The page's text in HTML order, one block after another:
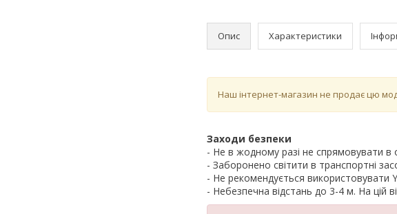
Опис Характеристики
Наш інтернет-магазин не продає цю
Заходи безпеки
- Не в жодному разі не спрямовувати в
- Заборонено світити в транспортні
- Не рекомендується використовувати
- Небезпечна відстань до 3-4 м. На цій